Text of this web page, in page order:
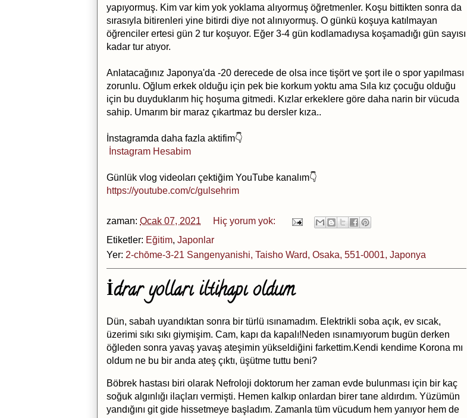
yapıyormuş. Kim var kim yok yoklama alıyormuş öğretmenler. Koşu bittikten sonra da
sırasıyla bitirenleri yine bitirdi diye not alınıyormuş. O günkü koşuya katılmayan
öğrenciler ertesi gün 2 tur koşuyor. Eğer 3-4 gün kodlamadıysa koşamadığı gün sayısı
kadar tur atıyor.
Anlatacağınız Japonya'da -20 derecede de olsa ince tişört ve şort ile o spor yapılması
zorunlu. Oğlum erkek olduğu için pek bie korkum yoktu ama Sıla kız çocuğu olduğu
için bu duyduklarım hiç hoşuma gitmedi. Kızlar erkeklere göre daha narin bir vücuda
sahip. Umarım bir maraz çıkartmaz bu dersler kıza..
İnstagramda daha fazla aktifim👇
İnstagram Hesabim
Günlük vlog videoları çektiğim YouTube kanalım👇
https://youtube.com/c/gulsehrim
zaman: Ocak 07, 2021
Hiç yorum yok:
Etiketler: Eğitim, Japonlar
Yer: 2-chōme-3-21 Sangenyanishi, Taisho Ward, Osaka, 551-0001, Japonya
İdrar yolları iltihapı oldum
Dün, sabah uyandıktan sonra bir türlü ısınamadım. Elektrikli soba açık, ev sıcak,
üzerimi sıkı sıkı giymişim. Cam, kapı da kapalı!Neden ısınamıyorum bugün derken
öğleden sonra yavaş yavaş ateşimin yükseldiğini farkettim.Kendi kendime Korona mı
oldum ne bu bir anda ateş çıktı, üşütme tuttu beni?
Böbrek hastası biri olarak Nefroloji doktorum her zaman evde bulunması için bir kaç
soğuk algınlığı ilaçları vermişti. Hemen kalkıp onlardan birer tane aldırdım. Yüzümün
yandığını git gide hissetmeye başladım. Zamanla tüm vücudum hem yanıyor hem de